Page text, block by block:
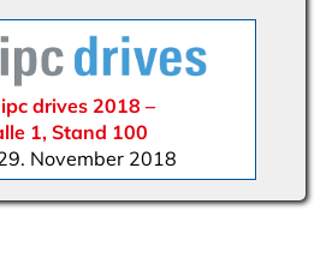
drives 2018 –
1, Stand 100
November 2018